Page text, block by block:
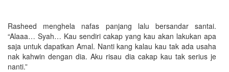
Rasheed menghela nafas panjang lalu bersandar santai.
“Alaaa… Syah… Kau sendiri cakap yang kau akan lakukan apa
saja untuk dapatkan Amal. Nanti kang kalau kau tak ada usaha
nak kahwin dengan dia. Aku risau dia cakap kau tak serius je
nanti.”